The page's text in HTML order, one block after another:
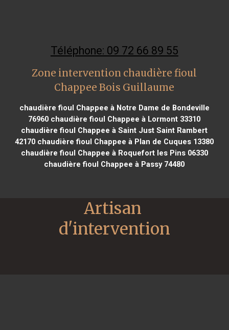
Téléphone: 09 72 66 89 55
Zone intervention chaudière fioul
Chappee Bois Guillaume
chaudière fioul Chappee à Notre Dame de Bondeville
76960 chaudière fioul Chappee à Lormont 33310
chaudière fioul Chappee à Saint Just Saint Rambert
42170 chaudière fioul Chappee à Plan de Cuques 13380
chaudière fioul Chappee à Roquefort les Pins 06330
chaudière fioul Chappee à Passy 74480
Artisan
d'intervention